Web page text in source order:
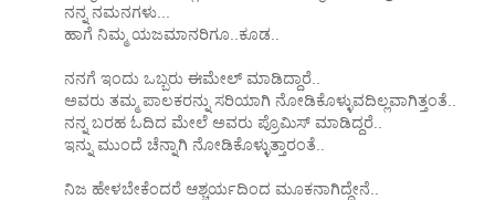
ನನ್ನ ನಮನಗಳು...
ಹಾಗೆ ನಿಮ್ಮ ಯಜಮಾನರಿಗೂ..ಕೂಡ..
ನನಗೆ ಇಂದು ಒಬ್ಬರು ಈಮೇಲ್ ಮಾಡಿದ್ದಾರೆ..
ಅವರು ತಮ್ಮ ಪಾಲಕರನ್ನು ಸರಿಯಾಗಿ ನೋಡಿಕೊಳ್ಳುವದಿಲ್ಲವಾಗಿತ್ತಂತೆ..
ನನ್ನ ಬರಹ ಓದಿದ ಮೇಲೆ ಅವರು ಪ್ರೊಮಿಸ್ ಮಾಡಿದ್ದರೆ..
ಇನ್ನು ಮುಂದೆ ಚೆನ್ನಾಗಿ ನೋಡಿಕೊಳ್ಳುತ್ತಾರಂತೆ..
ನಿಜ ಹೇಳಬೇಕೆಂದರೆ ಆಶ್ಚರ್ಯದಿಂದ ಮೂಕನಾಗಿದ್ದೇನೆ..